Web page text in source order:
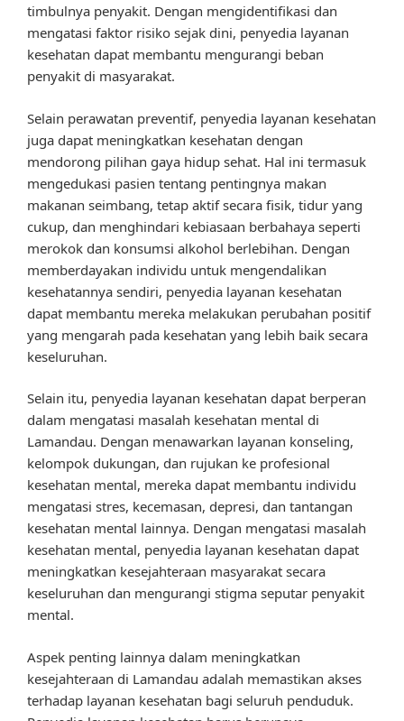
timbulnya penyakit. Dengan mengidentifikasi dan
mengatasi faktor risiko sejak dini, penyedia layanan
kesehatan dapat membantu mengurangi beban
penyakit di masyarakat.
Selain perawatan preventif, penyedia layanan kesehatan
juga dapat meningkatkan kesehatan dengan
mendorong pilihan gaya hidup sehat. Hal ini termasuk
mengedukasi pasien tentang pentingnya makan
makanan seimbang, tetap aktif secara fisik, tidur yang
cukup, dan menghindari kebiasaan berbahaya seperti
merokok dan konsumsi alkohol berlebihan. Dengan
memberdayakan individu untuk mengendalikan
kesehatannya sendiri, penyedia layanan kesehatan
dapat membantu mereka melakukan perubahan positif
yang mengarah pada kesehatan yang lebih baik secara
keseluruhan.
Selain itu, penyedia layanan kesehatan dapat berperan
dalam mengatasi masalah kesehatan mental di
Lamandau. Dengan menawarkan layanan konseling,
kelompok dukungan, dan rujukan ke profesional
kesehatan mental, mereka dapat membantu individu
mengatasi stres, kecemasan, depresi, dan tantangan
kesehatan mental lainnya. Dengan mengatasi masalah
kesehatan mental, penyedia layanan kesehatan dapat
meningkatkan kesejahteraan masyarakat secara
keseluruhan dan mengurangi stigma seputar penyakit
mental.
Aspek penting lainnya dalam meningkatkan
kesejahteraan di Lamandau adalah memastikan akses
terhadap layanan kesehatan bagi seluruh penduduk.